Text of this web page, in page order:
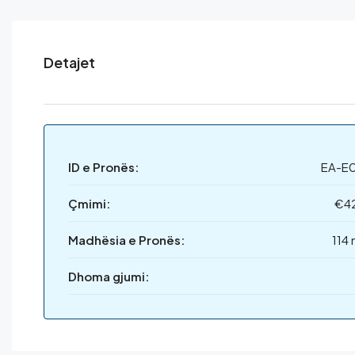
Detajet
ID e Pronës: EA-
Çmimi:
Madhësia e Pronës: 114
Dhoma gjumi: